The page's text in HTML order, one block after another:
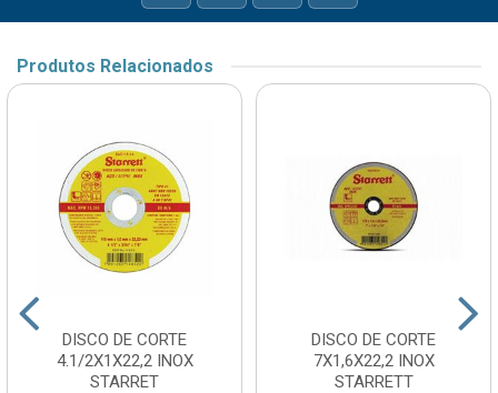
Produtos Relacionados
DISCO DE CORTE
4.1/2X1X22,2 INOX
STARRET
DISCO DE CORTE
7X1,6X22,2 INOX
STARRETT